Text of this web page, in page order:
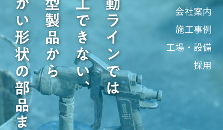
会社案内
施工事例
工場・設備
採用